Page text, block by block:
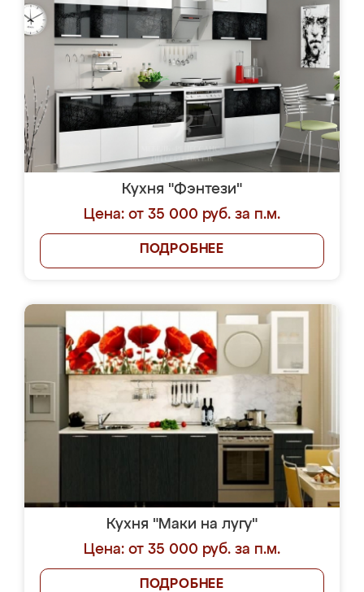
Кухня "Фэнтези"
Цена: от 35 000 руб. за п.м.
ПОДРОБНЕЕ
Кухня "Маки на лугу"
Цена: от 35 000 руб. за п.м.
ПОДРОБНЕЕ